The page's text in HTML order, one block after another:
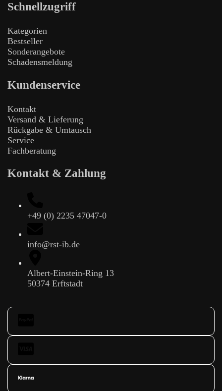
Schnellzugriff
Kategorien
Bestseller
Sonderangebote
Schadensmeldung
Kundenservice
Kontakt
Versand & Lieferung
Rückgabe & Umtausch
Service
Fachberatung
Kontakt & Zahlung
+49 (0) 2235 47047-0
info@rst-ib.de
Albert-Einstein-Ring 13
50374 Erftstadt